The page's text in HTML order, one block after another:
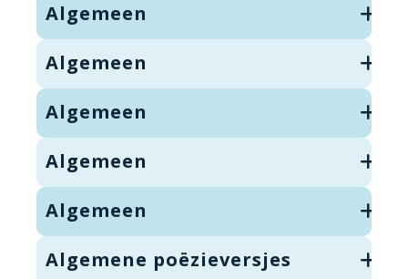
Algemeen
Algemeen
Algemeen
Algemeen
Algemeen
Algemene poëzieversjes